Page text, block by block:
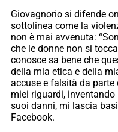
Giovagnorio si difende
sottolinea come la
non è mai avvenuta:
che le donne non si
conosce sa bene che
della mia etica e della
accuse e falsità da parte
miei riguardi, inventando
suoi danni, mi lascia
Facebook.